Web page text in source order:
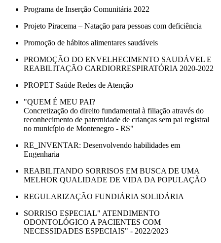
Programa de Inserção Comunitária 2022
Projeto Piracema – Natação para pessoas com deficiência
Promoção de hábitos alimentares saudáveis
PROMOÇÃO DO ENVELHECIMENTO SAUDÁVEL E
REABILITAÇÃO CARDIORRESPIRATÓRIA 2020-2022
PROPET Saúde Redes de Atenção
"QUEM É MEU PAI?
Concretização do direito fundamental à filiação através do
reconhecimento de paternidade de crianças sem pai registral
no município de Montenegro - RS"
RE_INVENTAR: Desenvolvendo habilidades em
Engenharia
REABILITANDO SORRISOS EM BUSCA DE UMA
MELHOR QUALIDADE DE VIDA DA POPULAÇÃO
REGULARIZAÇÃO FUNDIÁRIA SOLIDÁRIA
SORRISO ESPECIAL" ATENDIMENTO
ODONTOLÓGICO A PACIENTES COM
NECESSIDADES ESPECIAIS" - 2022/2023